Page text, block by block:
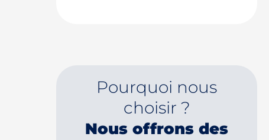
Pourquoi nous
choisir ?
Nous offrons des